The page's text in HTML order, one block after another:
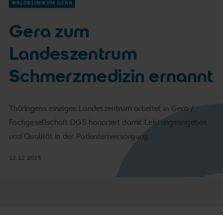
WALDKLINIKUM GERA
Gera zum
Landeszentrum
Schmerzmedizin ernannt
Thüringens einziges Landeszentrum arbeitet in Gera /
Fachgesellschaft DGS honoriert damit Leistungsangebot
und Qualität in der Patientenversorgung
12.12.2025